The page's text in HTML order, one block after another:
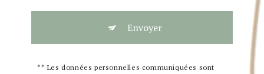
Envoyer
** Les données personnelles communiquées sont